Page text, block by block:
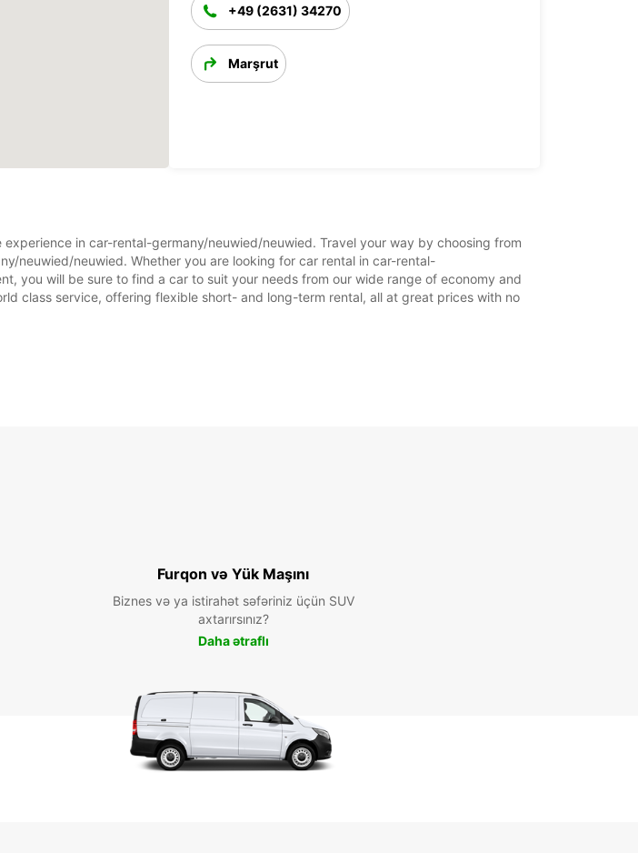
+49 (2631) 34270
Marşrut
in car-rental-germany/neuwied/neuwied. Travel your way by choosing from
neuwied/neuwied. Whether you are looking for car rental in car-rental-
you will be sure to find a car to suit your needs from our wide range of economy and
class service, offering flexible short- and long-term rental, all at great prices with no
Furqon və Yük Maşını
Biznes və ya istirahət səfəriniz üçün SUV
axtarırsınız?
Daha ətraflı